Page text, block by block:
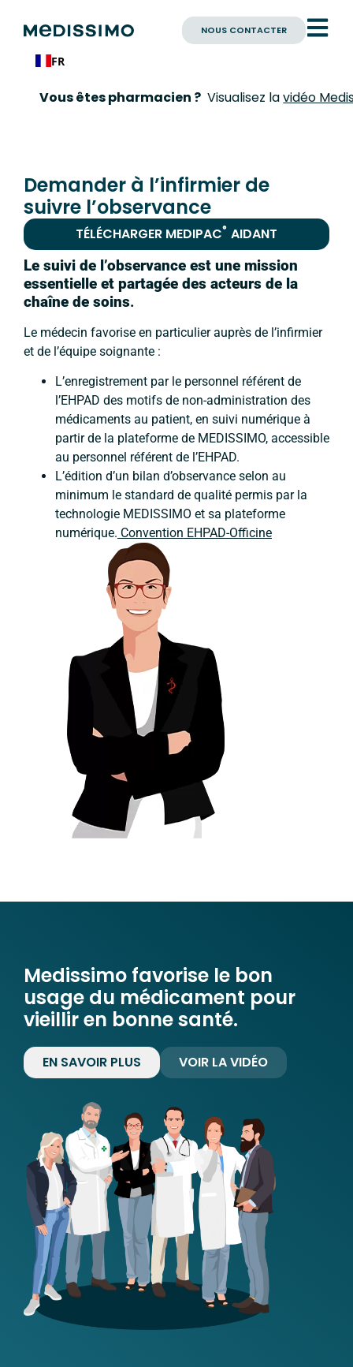
NOUS CONTACTER
FR
Vous êtes pharmacien ?Visualisez la vidéo
Demander à l’infirmier de
suivre l’observance
TÉLÉCHARGER MEDIPAC® AIDANT
Le suivi de l’observance est une mission
essentielle et partagée des acteurs de la
chaîne de soins.
Le médecin favorise en particulier auprès de l’infirmier
et de l’équipe soignante :
L’enregistrement par le personnel référent de
l’EHPAD des motifs de non-administration des
médicaments au patient, en suivi numérique à
partir de la plateforme de MEDISSIMO, accessible
au personnel référent de l’EHPAD.
L’édition d’un bilan d’observance selon au
minimum le standard de qualité permis par la
technologie MEDISSIMO et sa plateforme
numérique. Convention EHPAD-Officine
Medissimo favorise le bon
usage du médicament pour
vieillir en bonne santé.
EN SAVOIR PLUS VOIR LA VIDÉO